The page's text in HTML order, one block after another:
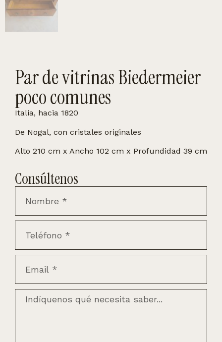
Par de vitrinas Biedermeier
poco comunes
Italia, hacia 1820
De Nogal, con cristales originales
Alto 210 cm x Ancho 102 cm x Profundidad 39 cm
Consúltenos